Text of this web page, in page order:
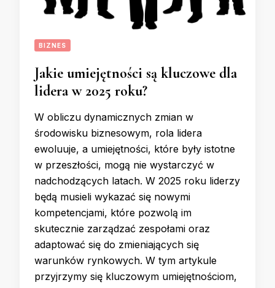
BIZNES
Jakie umiejętności są kluczowe dla
lidera w 2025 roku?
W obliczu dynamicznych zmian w
środowisku biznesowym, rola lidera
ewoluuje, a umiejętności, które były istotne
w przeszłości, mogą nie wystarczyć w
nadchodzących latach. W 2025 roku liderzy
będą musieli wykazać się nowymi
kompetencjami, które pozwolą im
skutecznie zarządzać zespołami oraz
adaptować się do zmieniających się
warunków rynkowych. W tym artykule
przyjrzymy się kluczowym umiejętnościom,